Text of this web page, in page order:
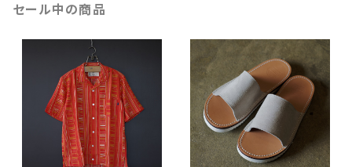
セール中の商品